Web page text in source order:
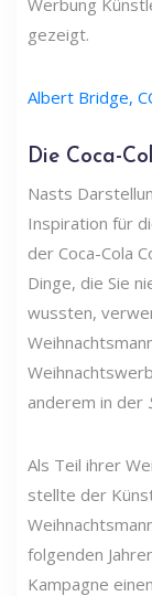
gezeigt.
Albert Bridge,
Die Coca-
Nasts
Inspiration für
der Coca-Cola
Dinge, die Sie
wussten,
anderem in der
Als Teil ihrer
stellte der
folgenden
Kampagne